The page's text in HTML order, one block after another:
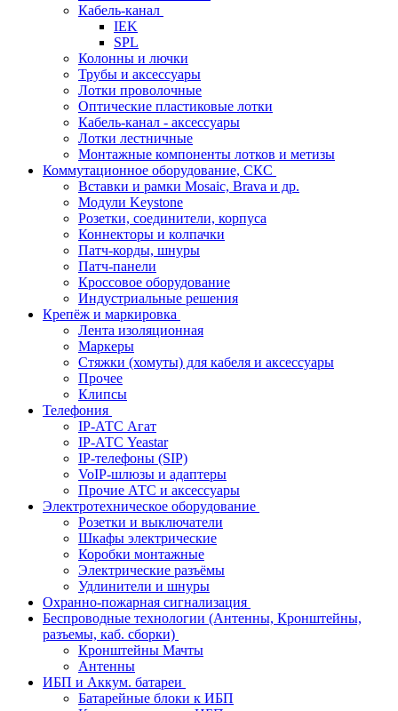
Кабель-канал
IEK
SPL
Колонны и лючки
Трубы и аксессуары
Лотки проволочные
Оптические пластиковые лотки
Кабель-канал - аксессуары
Лотки лестничные
Монтажные компоненты лотков и метизы
Коммутационное оборудование, СКС
Вставки и рамки Mosaic, Brava и др.
Модули Keystone
Розетки, соединители, корпуса
Коннекторы и колпачки
Патч-корды, шнуры
Патч-панели
Кроссовое оборудование
Индустриальные решения
Крепёж и маркировка
Лента изоляционная
Маркеры
Стяжки (хомуты) для кабеля и аксессуары
Прочее
Клипсы
Телефония
IP-АТС Агат
IP-АТС Yeastar
IP-телефоны (SIP)
VoIP-шлюзы и адаптеры
Прочие АТС и аксессуары
Электротехническое оборудование
Розетки и выключатели
Шкафы электрические
Коробки монтажные
Электрические разъёмы
Удлинители и шнуры
Охранно-пожарная сигнализация
Беспроводные технологии (Антенны, Кронштейны,
разъемы, каб. сборки)
Кронштейны Мачты
Антенны
ИБП и Аккум. батареи
Батарейные блоки к ИБП